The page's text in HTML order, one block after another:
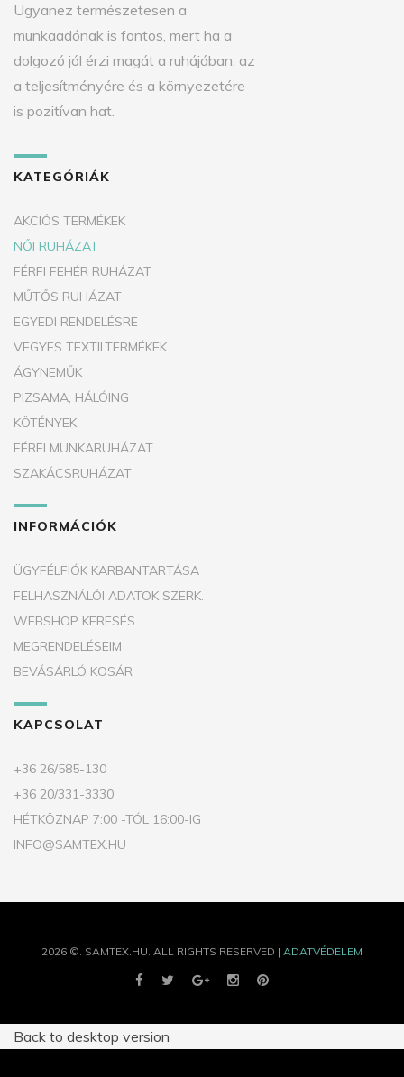
Ugyanez természetesen a
munkaadónak is fontos, mert ha a
dolgozó jól érzi magát a ruhájában, az
a teljesítményére és a környezetére
is pozitívan hat.
KATEGÓRIÁK
AKCIÓS TERMÉKEK
NŐI RUHÁZAT
FÉRFI FEHÉR RUHÁZAT
MŰTŐS RUHÁZAT
EGYEDI RENDELÉSRE
VEGYES TEXTILTERMÉKEK
ÁGYNEMŰK
PIZSAMA, HÁLÓING
KÖTÉNYEK
FÉRFI MUNKARUHÁZAT
SZAKÁCSRUHÁZAT
INFORMÁCIÓK
ÜGYFÉLFIÓK KARBANTARTÁSA
FELHASZNÁLÓI ADATOK SZERK.
WEBSHOP KERESÉS
MEGRENDELÉSEIM
BEVÁSÁRLÓ KOSÁR
KAPCSOLAT
+36 26/585-130
+36 20/331-3330
HÉTKÖZNAP 7:00 -TÓL 16:00-IG
INFO@SAMTEX.HU
2026 ©. SAMTEX.HU. ALL RIGHTS RESERVED | ADATVÉDELEM
Back to desktop version